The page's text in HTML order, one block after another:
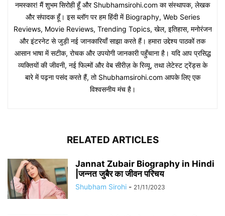
नमस्कार! मैं शुभम सिरोही हूँ और Shubhamsirohi.com का संस्थापक, लेखक
और संपादक हूँ। इस ब्लॉग पर हम हिंदी में Biography, Web Series
Reviews, Movie Reviews, Trending Topics, खेल, इतिहास, मनोरंजन
और इंटरनेट से जुड़ी नई जानकारियाँ साझा करते हैं। हमारा उद्देश्य पाठकों तक
आसान भाषा में सटीक, रोचक और उपयोगी जानकारी पहुँचाना है। यदि आप प्रसिद्ध
व्यक्तियों की जीवनी, नई फिल्मों और वेब सीरीज़ के रिव्यू, तथा लेटेस्ट ट्रेंड्स के
बारे में पढ़ना पसंद करते हैं, तो Shubhamsirohi.com आपके लिए एक
विश्वसनीय मंच है।
RELATED ARTICLES
Jannat Zubair Biography in Hindi
|जन्नत जुबैर का जीवन परिचय
Shubham Sirohi - 21/11/2023